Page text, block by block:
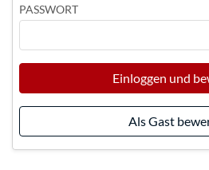
PASSWORT
Einloggen und
Als Gast